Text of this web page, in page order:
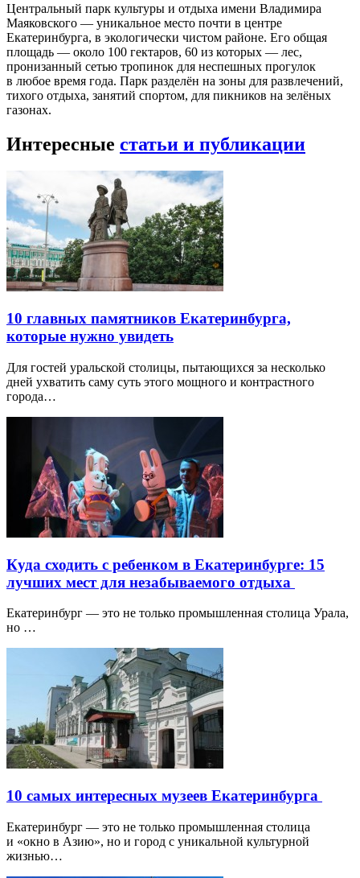
Центральный парк культуры и отдыха имени Владимира
Маяковского — уникальное место почти в центре
Екатеринбурга, в экологически чистом районе. Его общая
площадь — около 100 гектаров, 60 из которых — лес,
пронизанный сетью тропинок для неспешных прогулок
в любое время года. Парк разделён на зоны для развлечений,
тихого отдыха, занятий спортом, для пикников на зелёных
газонах.
Интересные статьи и публикации
10 главных памятников Екатеринбурга,
которые нужно увидеть
Для гостей уральской столицы, пытающихся за несколько
дней ухватить саму суть этого мощного и контрастного
города…
Куда сходить с ребенком в Екатеринбурге: 15
лучших мест для незабываемого отдыха
Екатеринбург — это не только промышленная столица Урала,
но …
10 самых интересных музеев Екатеринбурга
Екатеринбург — это не только промышленная столица
и «окно в Азию», но и город с уникальной культурной
жизнью…